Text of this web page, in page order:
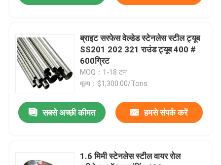
ब्राइट सरफेस वेल्डेड स्टेनलेस स्टील ट्यूब
SS201 202 321 राउंड ट्यूब 400 #
600ग्रिट
MOQ：1-18 टन
मूल्य：$1,300.00/Tons
सबसे अच्छी कीमत हमसे संपर्क करें
1.6 मिमी स्टेनलेस स्टील वायर रोल